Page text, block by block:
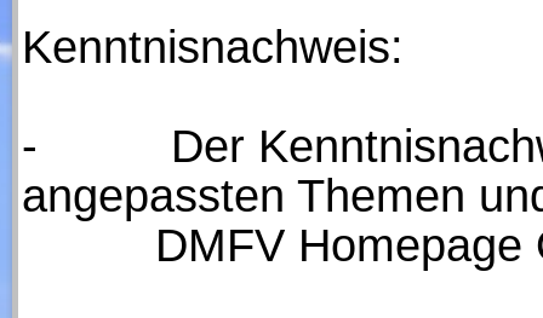
Kenntnisnachweis:
- Der
angepassten Themen
DMFV Homepage